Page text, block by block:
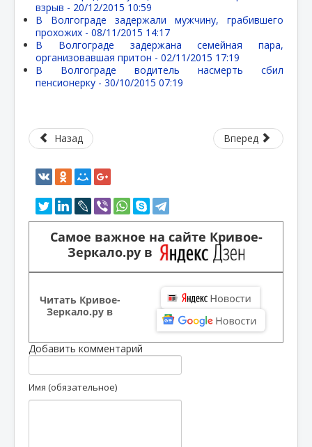
взрыв - 20/12/2015 10:59
В Волгограде задержали мужчину, грабившего
прохожих - 08/11/2015 14:17
В Волгограде задержана семейная пара,
организовавшая притон - 02/11/2015 17:19
В Волгограде водитель насмерть сбил
пенсионерку - 30/10/2015 07:19
Назад Вперед
Самое важное на сайте Кривое-
Зеркало.ру в
Читать Кривое-
Зеркало.ру в
Добавить комментарий
Имя (обязательное)